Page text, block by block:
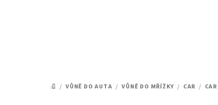
DOMŮ
/ VŮNĚ DO AUTA / VŮNĚ DO MŘÍŽKY / CAR / CAR